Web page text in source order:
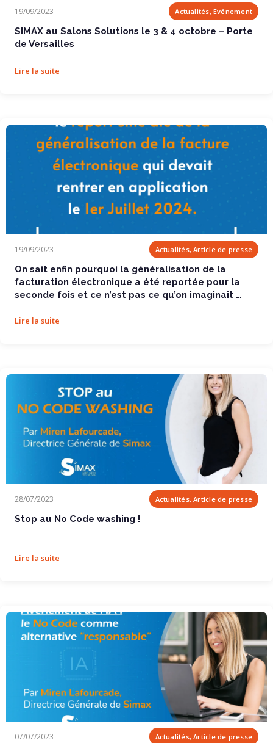
19/09/2023 Actualités, Evénement
SIMAX au Salons Solutions le 3 & 4 octobre – Porte
de Versailles
Lire la suite
On sait enfin pourquoi la généralisation de la...
19/09/2023 Actualités, Article de presse
On sait enfin pourquoi la généralisation de la
facturation électronique a été reportée pour la
seconde fois et ce n’est pas ce qu’on imaginait …
Lire la suite
28/07/2023 Actualités, Article de presse
Stop au No Code washing !
Lire la suite
07/07/2023 Actualités, Article de presse